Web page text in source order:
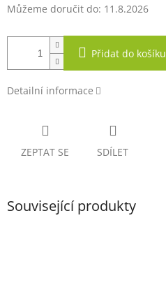
Můžeme doručit do: 11.8.2026
Přidat do košíku
Detailní informace
ZEPTAT SE SDÍLET
Související produkty